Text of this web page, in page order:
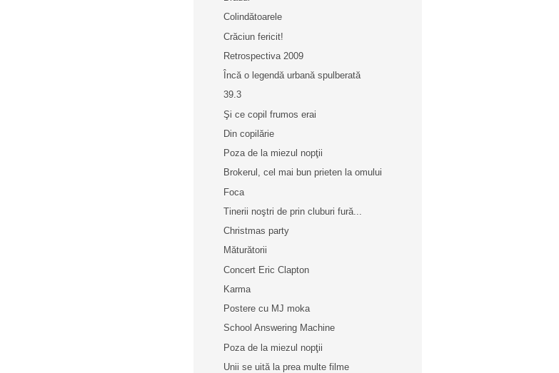
Colindătoarele
Crăciun fericit!
Retrospectiva 2009
Încă o legendă urbană spulberată
39.3
Şi ce copil frumos erai
Din copilărie
Poza de la miezul nopţii
Brokerul, cel mai bun prieten la omului
Foca
Tinerii noştri de prin cluburi fură...
Christmas party
Măturătorii
Concert Eric Clapton
Karma
Postere cu MJ moka
School Answering Machine
Poza de la miezul nopţii
Unii se uită la prea multe filme